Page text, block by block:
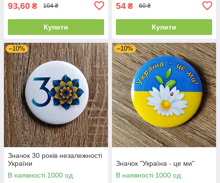
93,60 ₴ 104 ₴
Купити
54 ₴ 60 ₴
Купити
–10%
Значок 30 років незалежності
України
В наявності 1000 од.
–10%
Значок "Україна - це ми"
В наявності 1000 од.